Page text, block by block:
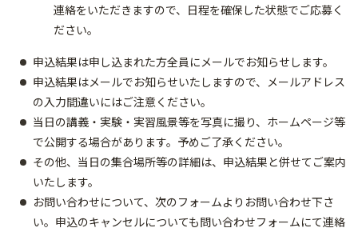
連絡をいただきますので、日程を確保した状態でご応募く
ださい。
申込結果は申し込まれた方全員にメールでお知らせします。
申込結果はメールでお知らせいたしますので、メールアドレス
の入力間違いにはご注意ください。
当日の講義・実験・実習風景等を写真に撮り、ホームページ等
で公開する場合があります。予めご了承ください。
その他、当日の集合場所等の詳細は、申込結果と併せてご案内
いたします。
お問い合わせについて、次のフォームよりお問い合わせ下さ
い。申込のキャンセルについても問い合わせフォームにて連絡